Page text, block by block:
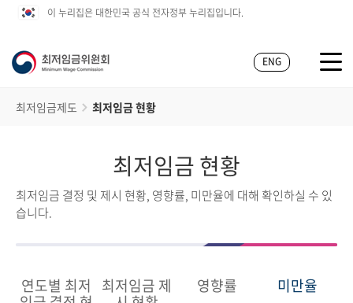
이 누리집은 대한민국 공식 전자정부 누리집입니다.
ENG
최저임금제도 최저임금 현황
최저임금 현황
최저임금 결정 및 제시 현황, 영향률, 미만율에 대해 확인하실 수 있
습니다.
연도별 최저 최저임금 제 영향률 미만율